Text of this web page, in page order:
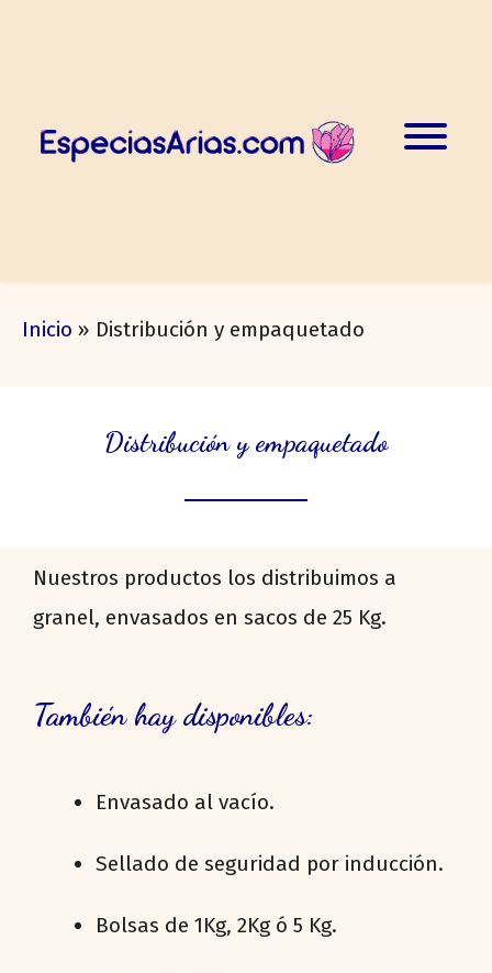
Inicio » Distribución y empaquetado
Distribución y empaquetado
Nuestros productos los distribuimos a
granel, envasados en sacos de 25 Kg.
También hay disponibles:
Envasado al vacío.
Sellado de seguridad por inducción.
Bolsas de 1Kg, 2Kg ó 5 Kg.